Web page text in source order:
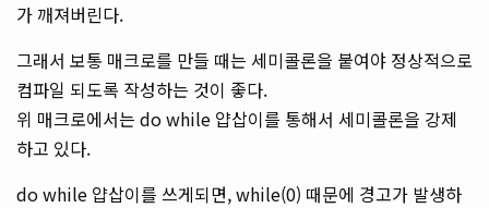
가 깨져버린다.
그래서 보통 매크로를 만들 때는 세미콜론을 붙여야 정상적으로
컴파일 되도록 작성하는 것이 좋다.
위 매크로에서는 do while 얍삽이를 통해서 세미콜론을 강제
하고 있다.
do while 얍삽이를 쓰게되면, while(0) 때문에 경고가 발생하